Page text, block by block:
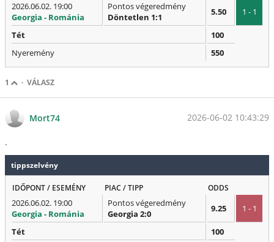
2026.06.02. 19:00
Georgia - Románia
Pontos végeredmény
Döntetlen 1:1
5.50 1 - 1
Tét
100
Nyeremény
550
1 · VÁLASZ
Mort74 2026-06-02 10:43:29
.
tippszelvény
IDŐPONT / ESEMÉNY PIAC / TIPP ODDS
2026.06.02. 19:00
Georgia - Románia
Pontos végeredmény
Georgia 2:0
9.25 1 - 1
Tét
100